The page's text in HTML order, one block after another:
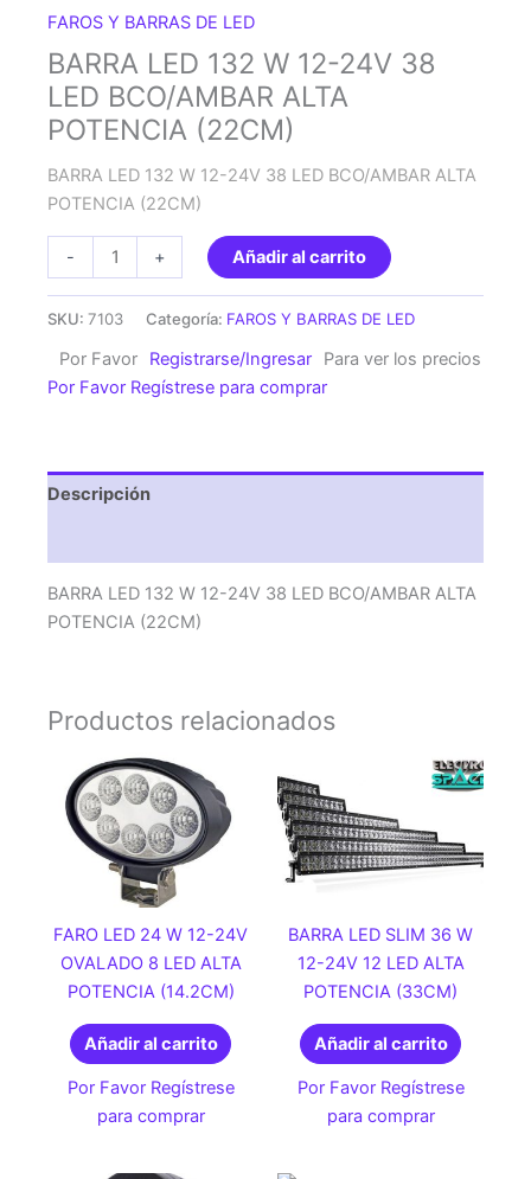
FAROS Y BARRAS DE LED
BARRA LED 132 W 12-24V 38
LED BCO/AMBAR ALTA
POTENCIA (22CM)
BARRA LED 132 W 12-24V 38 LED BCO/AMBAR ALTA
POTENCIA (22CM)
-
LED
12-
24V
BCO/AMBAR
ALTA
(22CM)
cantidad
+ Añadir al carrito
SKU: 7103 Categoría: FAROS Y BARRAS DE LED
Por Favor Registrarse/Ingresar
Para ver los precios
Por Favor Regístrese para comprar
Descripción
BARRA LED 132 W 12-24V 38 LED BCO/AMBAR ALTA
POTENCIA (22CM)
Productos relacionados
FARO LED 24 W 12-24V
OVALADO 8 LED ALTA
POTENCIA (14.2CM)
Añadir al carrito
Por Favor Regístrese
para comprar
BARRA LED SLIM 36 W
12-24V 12 LED ALTA
POTENCIA (33CM)
Añadir al carrito
Por Favor Regístrese
para comprar